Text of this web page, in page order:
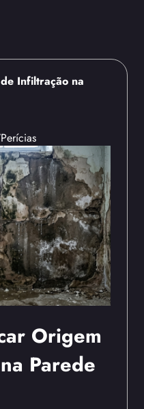
Infiltração na
Origem
Parede